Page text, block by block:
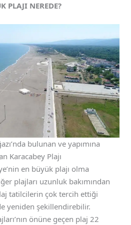
PLAJI NEREDE?
bulunan ve yapımına
Karacabey Plajı
en büyük plajı olma
plajları uzunluk bakımından
tatilcilerin çok tercih ettiği
yeniden şekillendirebilir.
önüne geçen plaj 22